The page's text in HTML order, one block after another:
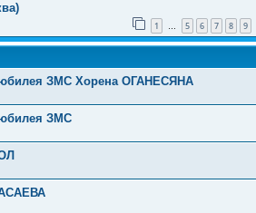
1 … 5 6 7 8 9
юбилея ЗМС Хорена ОГАНЕСЯНА
ЗМС